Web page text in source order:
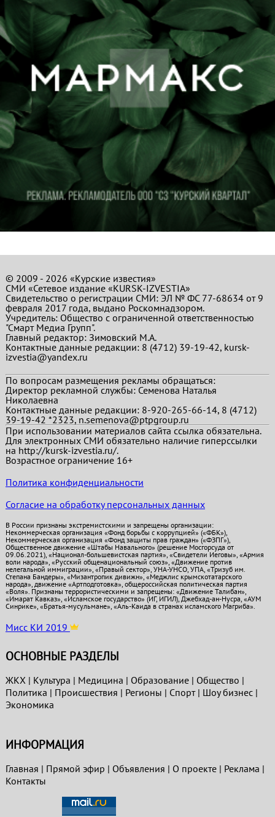
© 2009 - 2026 «Курские известия»
СМИ «Сетевое издание «KURSK-IZVESTIA»
Свидетельство о регистрации СМИ: ЭЛ № ФС 77-68634 от 9
февраля 2017 года, выдано Роскомнадзором.
Учредитель: Общество с ограниченной ответственностью
"Смарт Медиа Групп".
Главный редактор:Зимовский М.А.
Контактные данные редакции: 8 (4712) 39-19-42, kursk-
izvestia@yandex.ru
По вопросам размещения рекламы обращаться:
Директор рекламной службы: Семенова Наталья
Николаевна
Контактные данные редакции: 8-920-265-66-14, 8 (4712)
39-19-42 *2323, n.semenova@ptpgroup.ru
При использовании материалов сайта ссылка обязательна.
Для электронных СМИ обязательно наличие гиперссылки
на http://kursk-izvestia.ru/.
Возрастное ограничение 16+
Политика конфиденциальности
Согласие на обработку персональных данных
В России признаны экстремистскими и запрещены организации:
Некоммерческая организация «Фонд борьбы с коррупцией» («ФБК»),
Некоммерческая организация «Фонд защиты прав граждан» («ФЗПГ»),
Общественное движение «Штабы Навального» (решение Мосгорсуда от
09.06.2021), «Национал-большевистская партия», «Свидетели Иеговы», «Армия
воли народа», «Русский общенациональный союз», «Движение против
нелегальной иммиграции», «Правый сектор», УНА-УНСО, УПА, «Тризуб им.
Степана Бандеры», «Мизантропик дивижн», «Меджлис крымскотатарского
народа», движение «Артподготовка», общероссийская политическая партия
«Воля». Признаны террористическими и запрещены: «Движение Талибан»,
«Имарат Кавказ», «Исламское государство» (ИГ, ИГИЛ), Джебхад-ан-Нусра, «АУМ
Синрике», «Братья-мусульмане», «Аль-Каида в странах исламского Магриба».
Мисс КИ 2019
ОСНОВНЫЕ РАЗДЕЛЫ
ЖКХ| Культура | Медицина | Образование| Общество |
Политика | Проиcшествия | Регионы | Спорт| Шоу бизнес|
Экономика
ИНФОРМАЦИЯ
Главная | Прямой эфир | Объявления | О проекте| Реклама |
Контакты